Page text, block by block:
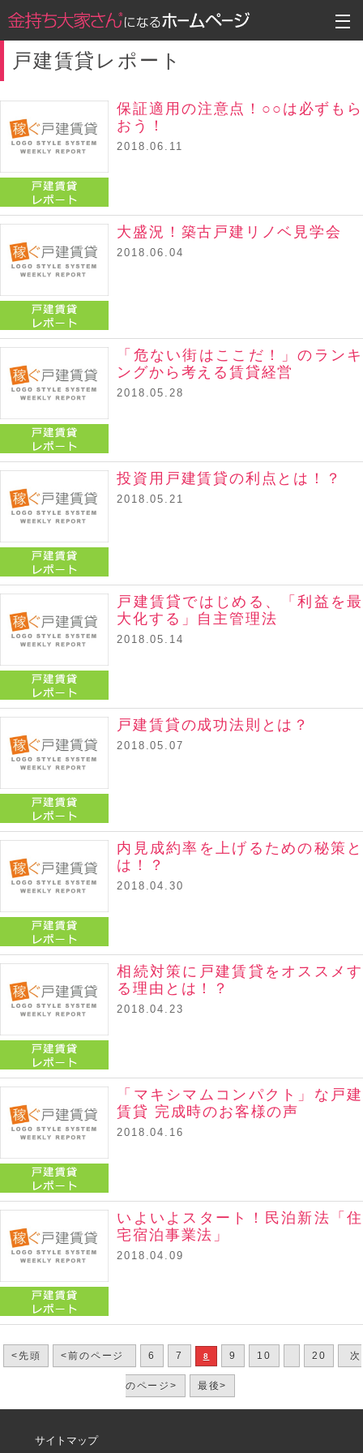
戸建賃貸レポート
保証適用の注意点！○○は必ずもら
おう！
2018.06.11
大盛況！築古戸建リノベ見学会
2018.06.04
「危ない街はここだ！」のランキ
ングから考える賃貸経営
2018.05.28
投資用戸建賃貸の利点とは！？
2018.05.21
戸建賃貸ではじめる、「利益を最
大化する」自主管理法
2018.05.14
戸建賃貸の成功法則とは？
2018.05.07
内見成約率を上げるための秘策と
は！？
2018.04.30
相続対策に戸建賃貸をオススメす
る理由とは！？
2018.04.23
「マキシマムコンパクト」な戸建
賃貸 完成時のお客様の声
2018.04.16
いよいよスタート！民泊新法「住
宅宿泊事業法」
2018.04.09
<先頭 <前のページ 6 7 8 9 10 20 次
のページ> 最後>
サイトマップ